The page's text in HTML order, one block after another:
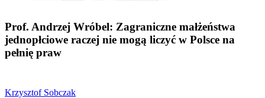
Prof. Andrzej Wróbel: Zagraniczne małżeństwa
jednopłciowe raczej nie mogą liczyć w Polsce na
pełnię praw
Krzysztof Sobczak